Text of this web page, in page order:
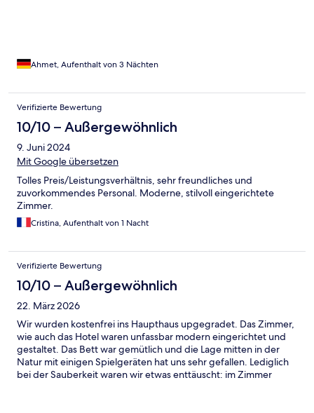
Ahmet, Aufenthalt von 3 Nächten
Verifizierte Bewertung
10/10 – Außergewöhnlich
9. Juni 2024
Mit Google übersetzen
Tolles Preis/Leistungsverhältnis, sehr freundliches und
zuvorkommendes Personal. Moderne, stilvoll eingerichtete
Zimmer.
Cristina, Aufenthalt von 1 Nacht
Verifizierte Bewertung
10/10 – Außergewöhnlich
22. März 2026
Wir wurden kostenfrei ins Haupthaus upgegradet. Das Zimmer,
wie auch das Hotel waren unfassbar modern eingerichtet und
gestaltet. Das Bett war gemütlich und die Lage mitten in der
Natur mit einigen Spielgeräten hat uns sehr gefallen. Lediglich
bei der Sauberkeit waren wir etwas enttäuscht: im Zimmer